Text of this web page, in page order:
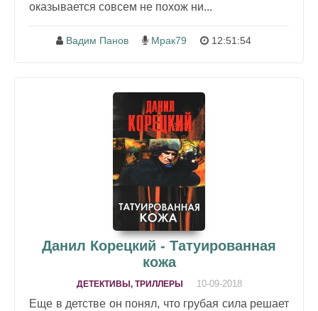
оказывается совсем не похож ни...
Вадим Панов Мрак79 12:51:54
Данил Корецкий - Татуированная
кожа
ДЕТЕКТИВЫ, ТРИЛЛЕРЫ 10-09-2018
Еще в детстве он понял, что грубая сила решает